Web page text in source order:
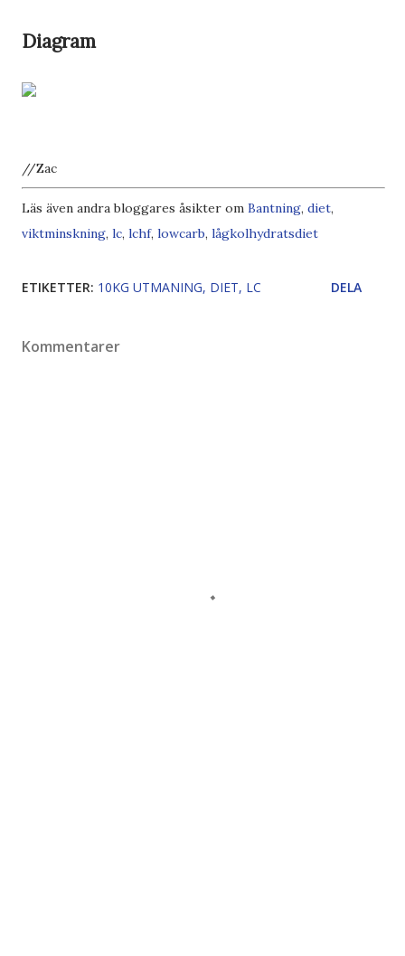
Diagram
//Zac
Läs även andra bloggares åsikter om Bantning, diet,
viktminskning, lc, lchf, lowcarb, lågkolhydratsdiet
ETIKETTER: 10KG UTMANING DIET LC DELA
Kommentarer